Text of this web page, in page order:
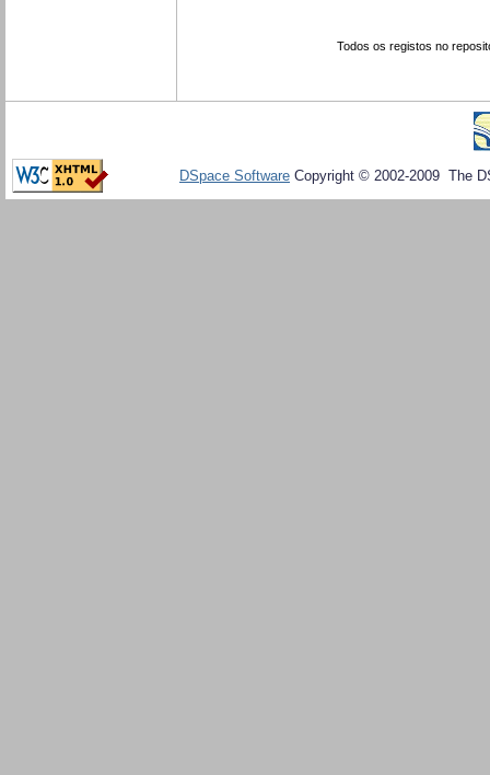
Todos os registos no
DSpace Software Copyright © 2002-2009 The